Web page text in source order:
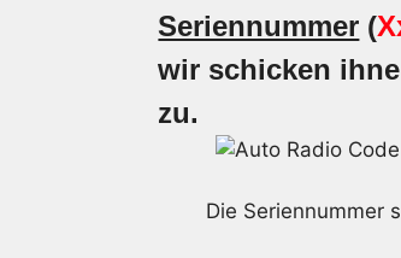
Seriennummer (
wir schicken
zu.
Die Seriennummer